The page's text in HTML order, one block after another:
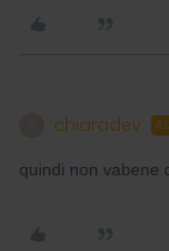
chiaradev
quindi non vabene